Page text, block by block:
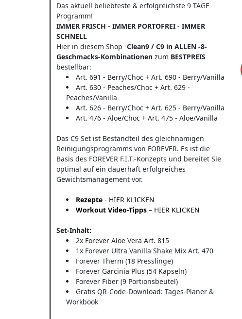
Das aktuell beliebteste & erfolgreichste 9 TAGE
Programm!
IMMER FRISCH - IMMER PORTOFREI - IMMER
SCHNELL
Hier in diesem Shop -Clean9 / C9 in ALLEN -8-
Geschmacks-Kombinationen zum BESTPREIS
bestellbar:
Art. 691 - Berry/Choc + Art. 690 - Berry/Vanilla
Art. 630 - Peaches/Choc + Art. 629 -
Peaches/Vanilla
Art. 626 - Berry/Choc + Art. 625 - Berry/Vanilla
Art. 476 - Aloe/Choc + Art. 475 - Aloe/Vanilla
Das C9 Set ist Bestandteil des gleichnamigen
Reinigungsprogramms von FOREVER. Es ist die
Basis des FOREVER F.I.T.-Konzepts und bereitet Sie
optimal auf ein dauerhaft erfolgreiches
Gewichtsmanagement vor.
Rezepte - HIER KLICKEN
Workout Video-Tipps – HIER KLICKEN
Set-Inhalt:
2x Forever Aloe Vera Art. 815
1x Forever Ultra Vanilla Shake Mix Art. 470
Forever Therm (18 Presslinge)
Forever Garcinia Plus (54 Kapseln)
Forever Fiber (9 Portionsbeutel)
Gratis QR-Code-Download: Tages-Planer &
Workbook